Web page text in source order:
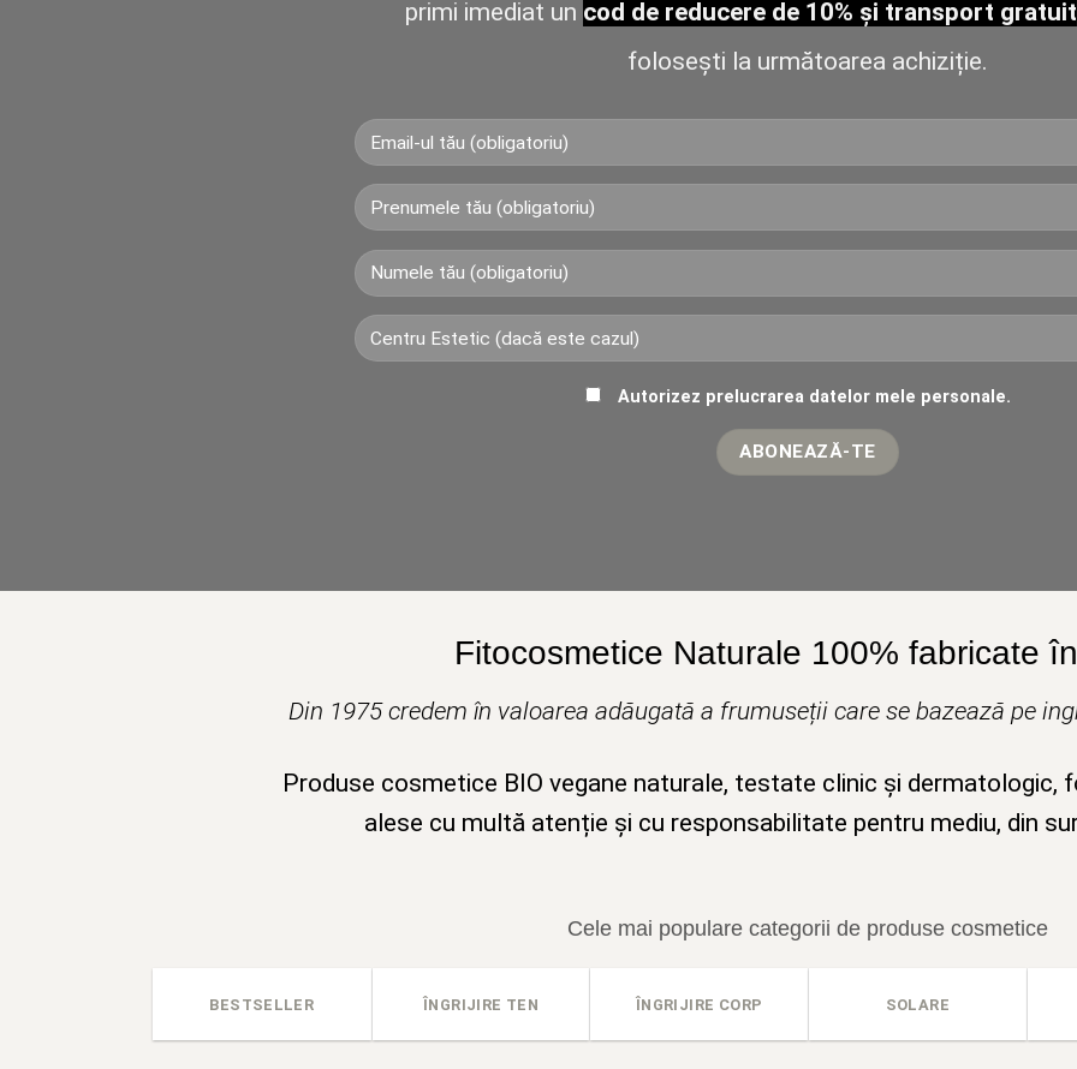
primi imediat un cod de reducere de 10% și transport gratuit
folosești la următoarea achiziție.
Autorizez prelucrarea datelor mele personale.
Fitocosmetice Naturale 100% fabricate
Din 1975 credem în valoarea adăugată a frumuseții care se bazează pe
Produse cosmetice BIO vegane naturale, testate clinic și dermatologic,
alese cu multă atenție și cu responsabilitate pentru mediu, din
Cele mai populare categorii de produse cosmetice
BESTSELLER ÎNGRIJIRE TEN ÎNGRIJIRE CORP SOLARE